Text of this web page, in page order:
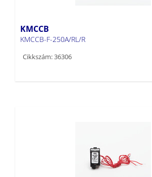
KMCCB
KMCCB-F-250A/RL/R
Cikkszám: 36306